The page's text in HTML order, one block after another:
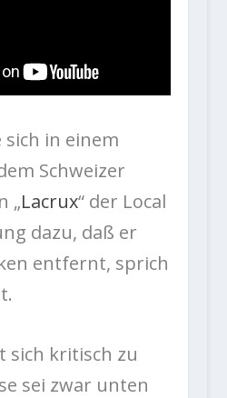
in einem
Schweizer
„Lacrux“ der Local
dazu, daß er
entfernt, sprich
sich kritisch zu
sei zwar unten